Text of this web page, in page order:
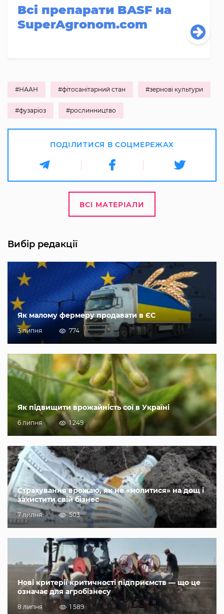
Всі препарати BASF на
SuperAgronom.com
#НААН #фітосанітарний стан #зернові культури
#фузаріоз #рослинництво
ПОДІЛИТИСЯ В СОЦМЕРЕЖАХ
ВСІ МАТЕРІАЛИ
Вибір редакції
Як малому фермеру продавати в ЄС
3 липня 774
Як підвищити врожайність сої в Україні
6 липня 1 249
Страхування врожаю, як не «молитися» на дощ і
захистити свій бізнес
7 липня 503
Нові критерії критичності підприємств — що це
означає для агробізнесу
8 липня 1 589